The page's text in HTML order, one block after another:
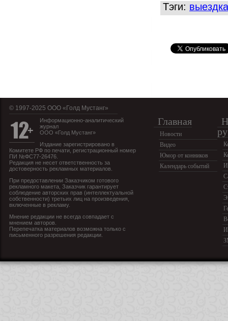
Тэги: выездка
© 1997-2025 OOO «Голд Мустанг»
Информационно-аналитический
журнал
ООО «Голд Мустанг»
Издание зарегистрировано в
Комитете РФ по печати, регистрационный номер
ПИ №ФС77-26476.
Редакция не несет ответственность за
достоверность рекламных материалов.
При предоставлении Заказчиком готового
рекламного макета, Заказчик гарантирует
соблюдение авторских прав (интеллектуальной
собственности) третьих лиц на произведения,
включенные в рекламу.
Мнение редакции не всегда совпадает с
мнением авторов.
Перепечатка материалов возможна только с
письменного разрешения редакции.
Главная
Новости
Видео
Юмор от конников
Календарь событий